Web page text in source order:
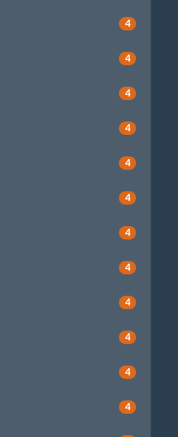
4
4
4
4
4
4
4
4
4
4
4
4